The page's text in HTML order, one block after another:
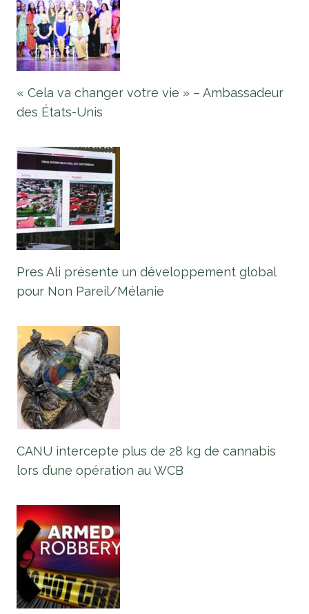
« Cela va changer votre vie » – Ambassadeur
des États-Unis
Pres Ali présente un développement global
pour Non Pareil/Mélanie
CANU intercepte plus de 28 kg de cannabis
lors d’une opération au WCB